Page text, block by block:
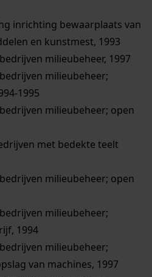
inrichting bewaarplaats van
en kunstmest, 1993
milieubeheer, 1997
milieubeheer;
1995
milieubeheer; open
met bedekte teelt
milieubeheer; open
milieubeheer;
1994
milieubeheer;
van machines, 1997